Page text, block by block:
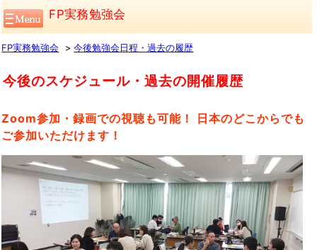
FP実務勉強会
FP実務勉強会 今後勉強会日程・過去の履歴
今後のスケジュール・過去の開催履歴
Zoom参加・録画での視聴も可能！ 日本のどこからでも
ご参加いただけます！